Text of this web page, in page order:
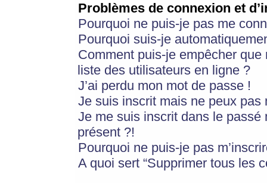
Problèmes de connexion et
Pourquoi ne puis-je pas me
Pourquoi suis-je
Comment puis-je empêcher
liste des utilisateurs en ligne ?
J’ai perdu mon mot de passe !
Je suis inscrit mais ne peux pas
Je me suis inscrit dans le
présent ?!
Pourquoi ne puis-je pas
A quoi sert “Supprimer tous les